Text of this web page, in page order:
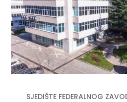
SJEDIŠTE FEDERALNOG